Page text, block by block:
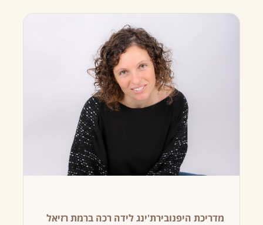
מדריכת היפנובירת'ינג לידה רכה ברמת רזיאל